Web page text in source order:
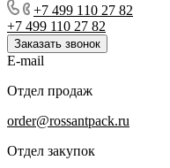
+7 499 110 27 82
+7 499 110 27 82
Заказать звонок
E-mail
Отдел продаж
order@rossantpack.ru
Отдел закупок